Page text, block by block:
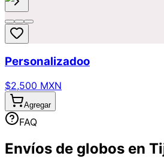
Personalizadoo
$2,500 MXN
Agregar
FAQ
Envíos de globos en